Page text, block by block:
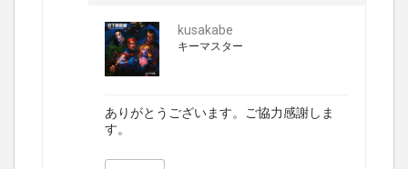
kusakabe
キーマスター
ありがとうございます。ご協力感謝しま
す。